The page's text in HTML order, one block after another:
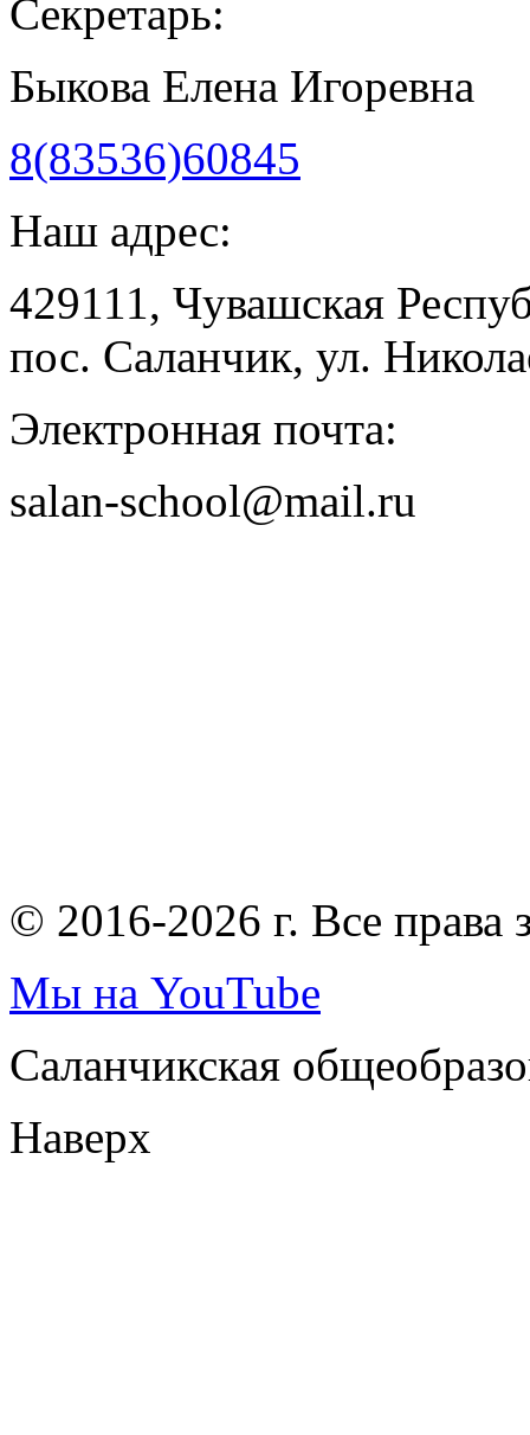
Секретарь:
Быкова Елена Игоревна
8(83536)60845
Наш адрес:
429111, Чувашская
пос. Саланчик, ул.
Электронная почта:
salan-school@mail.ru
© 2016-2026 г. Все
Мы на YouTube
Саланчикская
Наверх